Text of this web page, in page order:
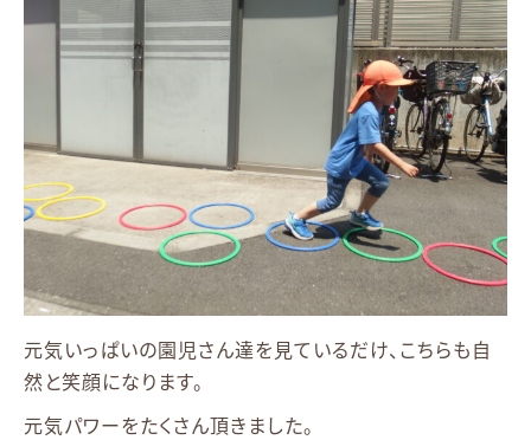
元気いっぱいの園児さん達を見ているだけ、こちらも自
然と笑顔になります。
元気パワーをたくさん頂きました。